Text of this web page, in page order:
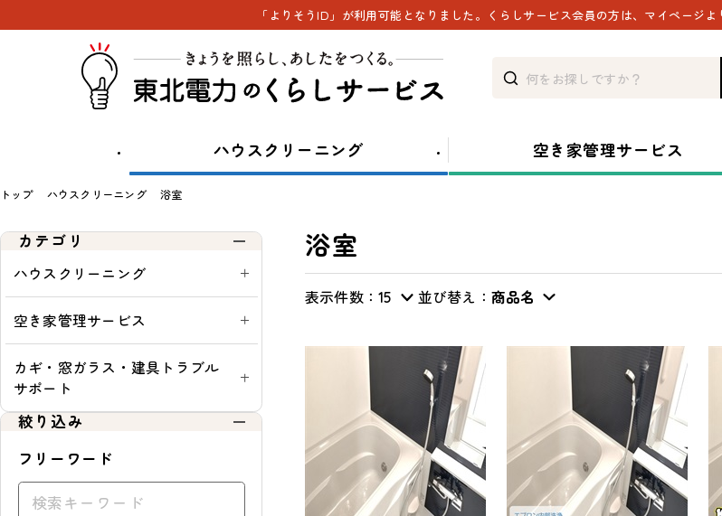
「よりそうID」が利用可能となりました。くらしサービス会員の方は、マイページ
ハウスクリーニング 空き家管理サービス
トップ ハウスクリーニング 浴室
カテゴリ
ハウスクリーニング
空き家管理サービス
カギ・窓ガラス・建具トラブル
サポート
絞り込み
フリーワード
浴室
表示件数：15 並び替え： 商品名
表一
通
通